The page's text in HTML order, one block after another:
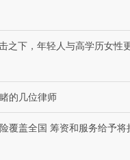
之下，年轻人与高学历女性
的几位律师
覆盖全国 筹资和服务给予将